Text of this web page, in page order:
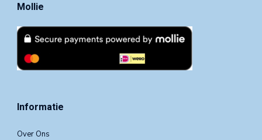
Mollie
Informatie
Over Ons